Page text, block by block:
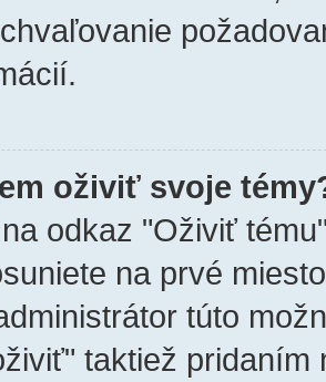
oživiť svoje
odkaz "Oživiť
na prvé
túto
taktiež